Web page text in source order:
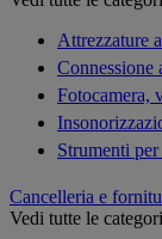
Attrezzature
Connessione
Fotocamera,
Strumenti
Cancelleria e
Vedi tutte le